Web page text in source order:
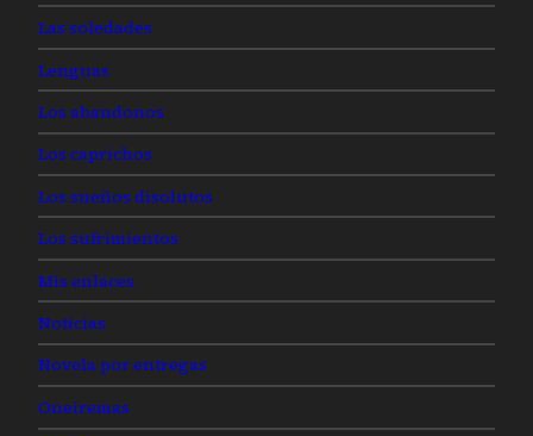
Las soledades
Lenguas
Los abandonos
Los caprichos
Los sueños disolutos
Los sufrimientos
Mis enlaces
Noticias
Novela por entregas
Oneiremas